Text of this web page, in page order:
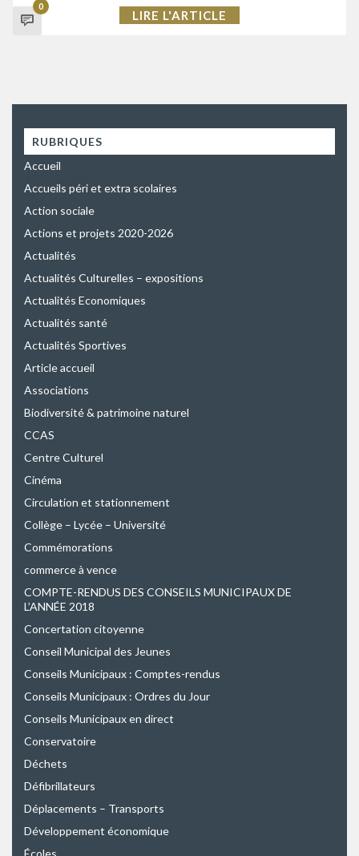
0
LIRE L'ARTICLE
RUBRIQUES
Accueil
Accueils péri et extra scolaires
Action sociale
Actions et projets 2020-2026
Actualités
Actualités Culturelles – expositions
Actualités Economiques
Actualités santé
Actualités Sportives
Article accueil
Associations
Biodiversité & patrimoine naturel
CCAS
Centre Culturel
Cinéma
Circulation et stationnement
Collège – Lycée – Université
Commémorations
commerce à vence
COMPTE-RENDUS DES CONSEILS MUNICIPAUX DE
L’ANNÉE 2018
Concertation citoyenne
Conseil Municipal des Jeunes
Conseils Municipaux : Comptes-rendus
Conseils Municipaux : Ordres du Jour
Conseils Municipaux en direct
Conservatoire
Déchets
Défibrillateurs
Déplacements – Transports
Développement économique
Écoles